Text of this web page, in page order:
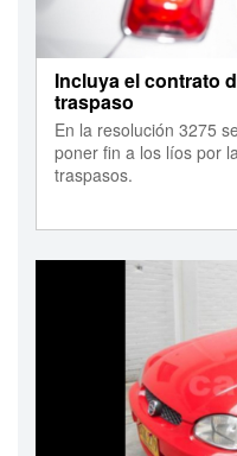
Incluya el contrato
traspaso
En la resolución 3275
poner fin a los líos por
traspasos.